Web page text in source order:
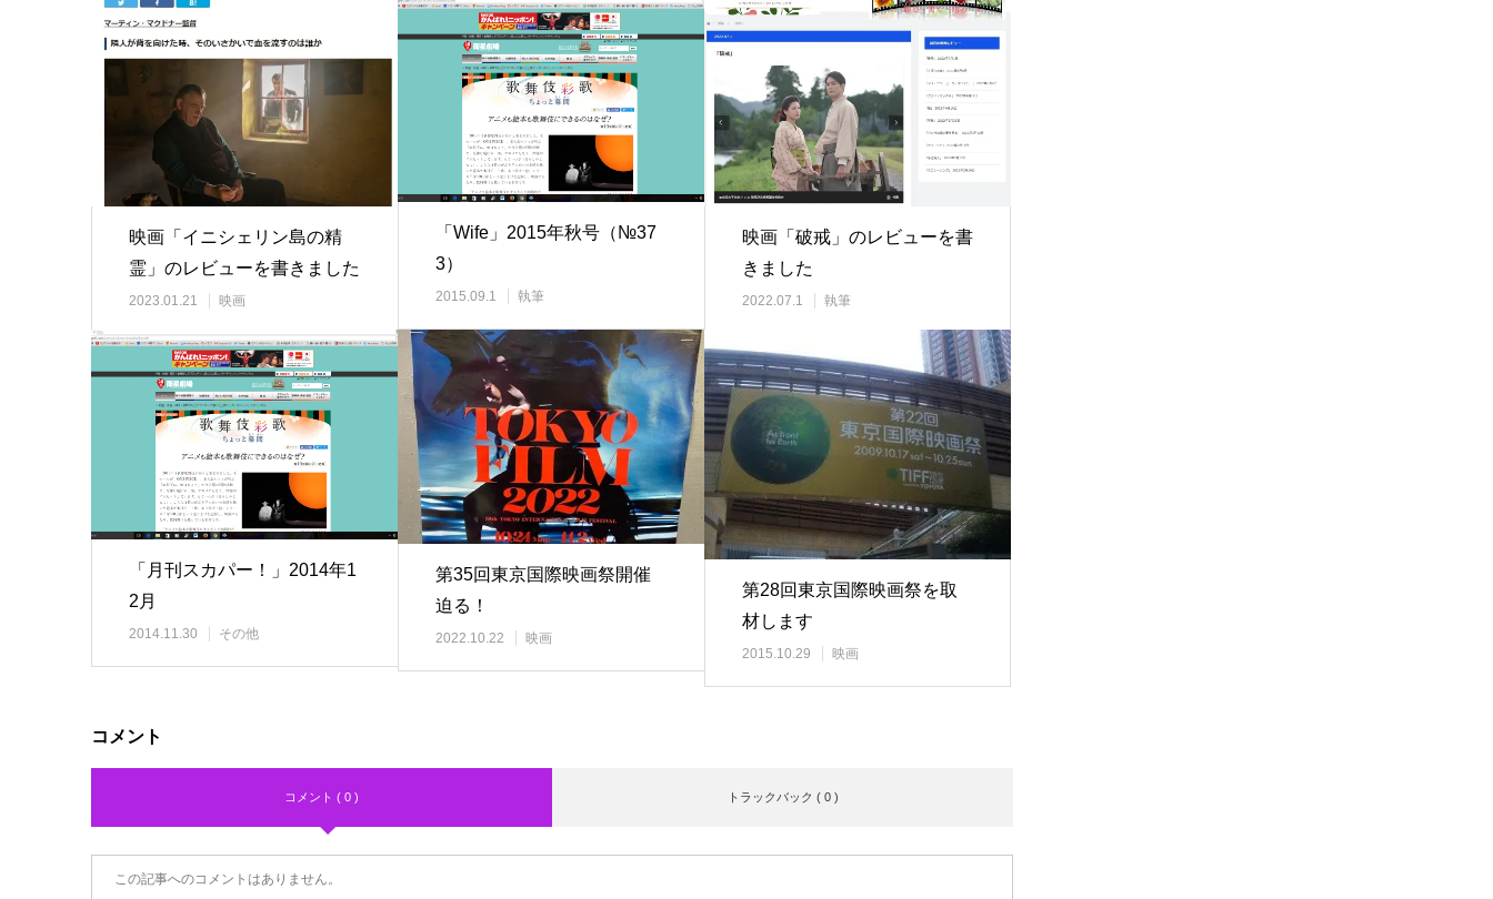
映画「イニシェリン島の精
霊」のレビューを書きました
2023.01.21 映画
「Wife」2015年秋号（№37
3）
2015.09.1 執筆
映画「破戒」のレビューを書
きました
2022.07.1 執筆
「月刊スカパー！」2014年1
2月
2014.11.30 その他
第35回東京国際映画祭開催
迫る！
2022.10.22 映画
第28回東京国際映画祭を取
材します
2015.10.29 映画
コメント
コメント ( 0 ) トラックバック ( 0 )
この記事へのコメントはありません。